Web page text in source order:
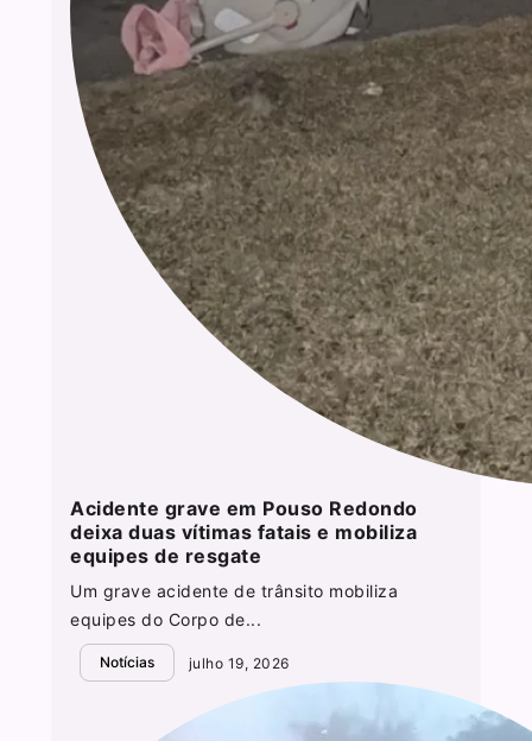
Acidente grave em Pouso Redondo
deixa duas vítimas fatais e mobiliza
equipes de resgate
Um grave acidente de trânsito mobiliza
equipes do Corpo de...
Notícias julho 19, 2026